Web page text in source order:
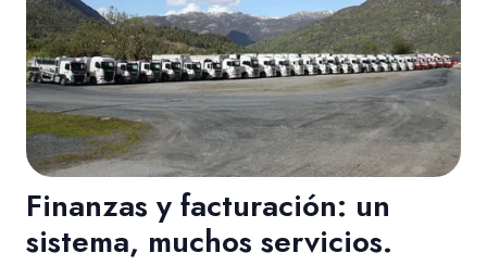
Finanzas y facturación: un
sistema, muchos servicios.